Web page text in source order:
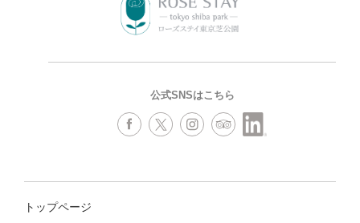
公式SNSはこちら
トップページ